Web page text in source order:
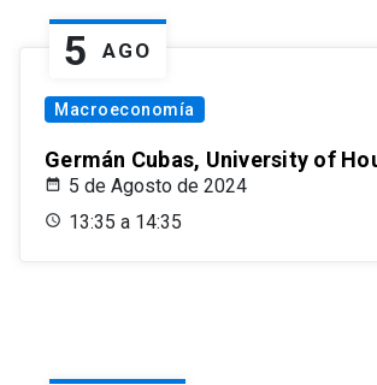
5 AGO
Macroeconomía
Germán Cubas, University of
5 de Agosto de 2024
13:35 a 14:35